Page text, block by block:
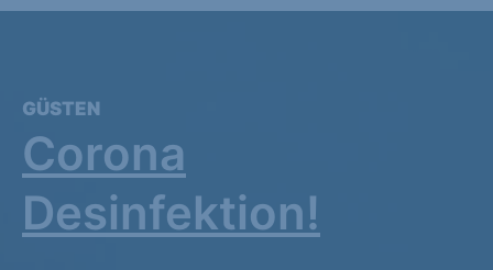
GÜSTEN
Corona
Desinfektion!